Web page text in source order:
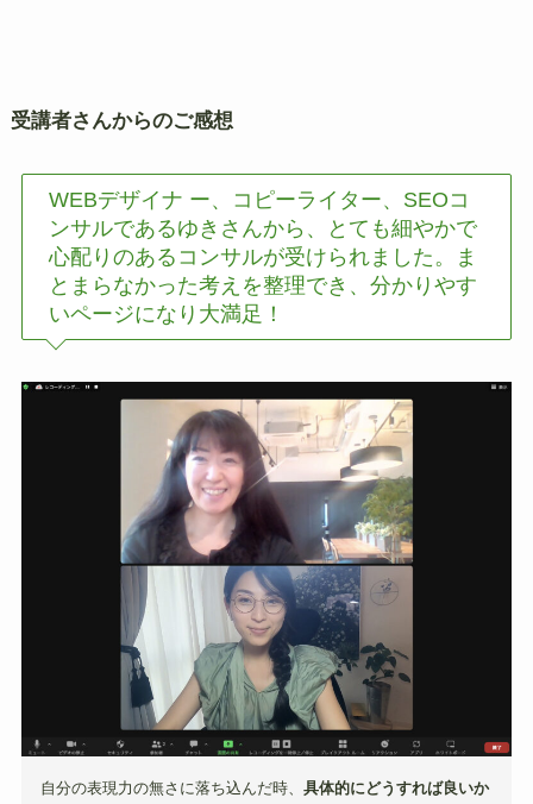
受講者さんからのご感想
WEBデザイナ ー、コピーライター、SEOコ
ンサルであるゆきさんから、とても細やかで
心配りのあるコンサルが受けられました。ま
とまらなかった考えを整理でき、分かりやす
いページになり大満足！
自分の表現力の無さに落ち込んだ時、具体的にどうすれば良いか